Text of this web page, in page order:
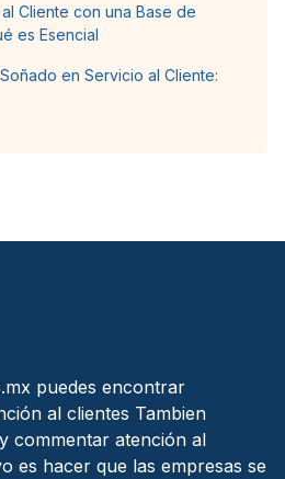
Cliente con una Base de
es Esencial
en Servicio al Cliente:
puedes encontrar
al clientes Tambien
commentar atención al
es hacer que las empresas se